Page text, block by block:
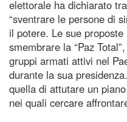
elettorale ha dichiarato
“sventrare le persone di
il potere. Le sue
smembrare la “Paz
gruppi armati attivi nel
durante la sua
quella di attutare un
nei quali cercare